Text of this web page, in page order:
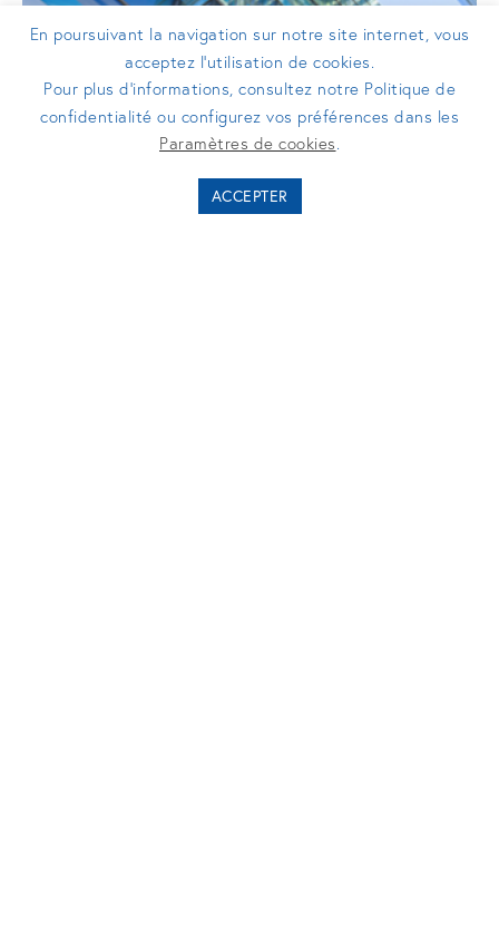
COMMUNIQUÉS DE PRESSE
Innovacom se rapproche de Turenne
Capital, pour développer ensemble
En poursuivant la navigation sur notre site internet, vous
acceptez l’utilisation de cookies.
Pour plus d’informations, consultez notre Politique de
confidentialité ou configurez vos préférences dans les
Paramètres de cookies.
ACCEPTER